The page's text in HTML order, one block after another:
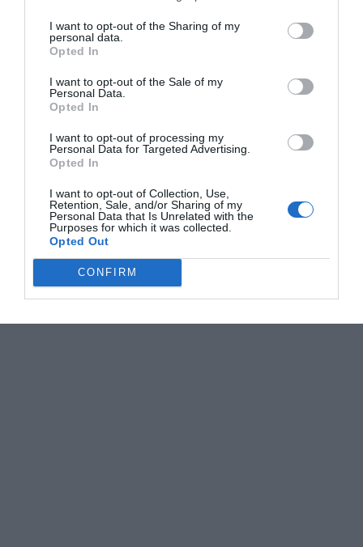
I want to opt-out of the Sharing of my
personal data.
Opted In
I want to opt-out of the Sale of my
Personal Data.
Opted In
I want to opt-out of processing my
Personal Data for Targeted Advertising.
Opted In
I want to opt-out of Collection, Use,
Retention, Sale, and/or Sharing of my
Personal Data that Is Unrelated with the
Purposes for which it was collected.
Opted Out
CONFIRM